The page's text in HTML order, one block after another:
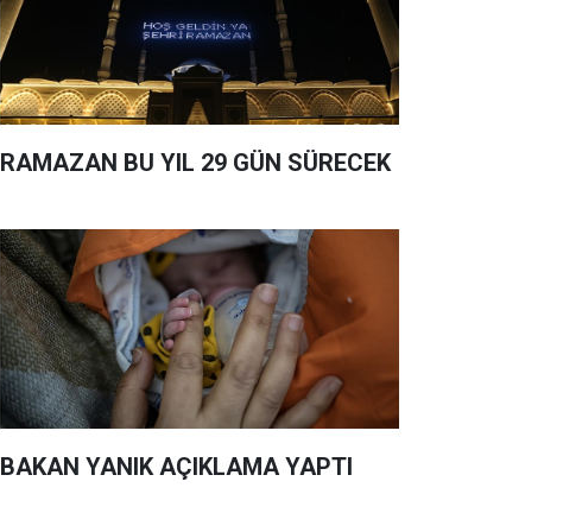
RAMAZAN BU YIL 29 GÜN SÜRECEK
BAKAN YANIK AÇIKLAMA YAPTI